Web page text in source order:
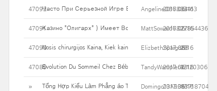
47092Часто При Серьезной Игре В Мыслях Закрадываются
Angeline086884413
2017.06.16
33
47091Казино "Олигарх" ) Имеет Все Необходимые Документы
MattSoward6827854436
2017.06.16
27
47090Nosis chirurgijos Kaina, Kiek kainuoja? Jei Jūs išleisti?
ElizbethSpargo85
2017.06.16
29
47089Evolution Du Sommeil Chez Bébé TandyWampler47120306
2017.06.16
33
» Tổng Hợp Kiểu Làm Phẳng áo Thun Mà Không Cần Máy Giặt
Domingo13A9353718704
2017.06.16
81